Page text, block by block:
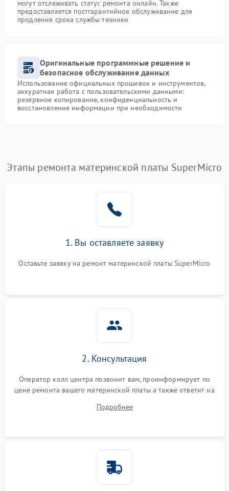
могут отслеживать статус ремонта онлайн. Также
предоставляется постгарантийное обслуживание для
продления срока службы техники
Оригинальные программные решение и
безопасное обслуживание данных
Использование официальных прошивок и инструментов,
аккуратная работа с пользовательскими данными:
резервное копирование, конфиденциальность и
восстановление информации при необходимости
Этапы ремонта материнской платы SuperMicro
1. Вы оставляете заявку
Оставьте заявку на ремонт материнской платы SuperMicro
2. Консультация
Оператор колл центра позвонит вам, проинформирует по
цене ремонта вашего материнской платы а также ответит на
Подробнее